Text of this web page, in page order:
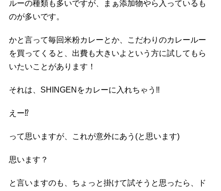
ルーの種類も多いですが、まぁ添加物やら入っているも
のが多いです。
かと言って毎回米粉カレーとか、こだわりのカレールー
を買ってくると、出費も大きいよという方に試してもら
いたいことがあります！
それは、SHINGENをカレーに入れちゃう ‼️
えー⁉️
って思いますが、これが意外にあう(と思います)
思います？
と言いますのも、ちょっと掛けて試そうと思ったら、ド